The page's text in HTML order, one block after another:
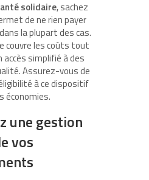
solidaire, sachez
de ne rien payer
la plupart des cas.
couvre les coûts tout
simplifié à des
Assurez-vous de
à ce dispositif
économies.
une gestion
vos